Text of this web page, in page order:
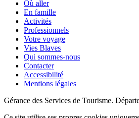
Où aller
En famille
Activités
Professionnels
Votre voyage
Vies Blaves
Qui sommes-nous
Contacter
Accessibilité
Mentions légales
Gérance des Services de Tourisme.